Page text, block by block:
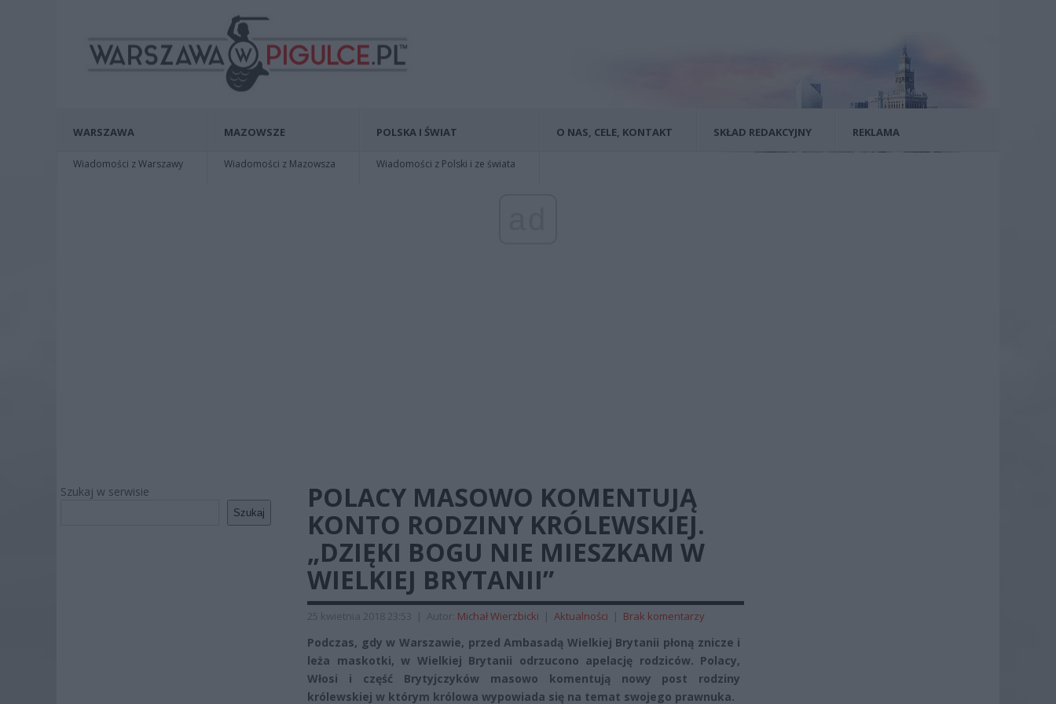
WARSZAWA
Wiadomości z Warszawy
MAZOWSZE
Wiadomości z Mazowsza
POLSKA I ŚWIAT
Wiadomości z Polski i ze świata
O NAS, CELE, KONTAKT SKŁAD REDAKCYJNY REKLAMA
Szukaj w serwisie
Szukaj
POLACY MASOWO KOMENTUJĄ
KONTO RODZINY KRÓLEWSKIEJ.
„DZIĘKI BOGU NIE MIESZKAM W
WIELKIEJ BRYTANII”
25 kwietnia 2018 23:53 | Autor: Michał Wierzbicki | Aktualności | Brak komentarzy
Podczas, gdy w Warszawie, przed Ambasadą Wielkiej Brytanii płoną znicze i
leża maskotki, w Wielkiej Brytanii odrzucono apelację rodziców. Polacy,
Włosi i część Brytyjczyków masowo komentują nowy post rodziny
królewskiej w którym królowa wypowiada się na temat swojego prawnuka.